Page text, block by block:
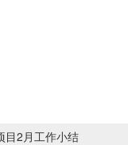
目2月工作小结